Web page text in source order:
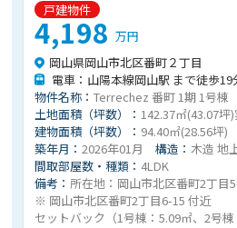
戸建物件
4,198万円
岡山県岡山市北区番町２丁目
電車：山陽本線岡山駅 まで徒歩19
物件名称：Terrechez 番町 1期 1号棟
土地面積（坪数）：142.37㎡(43.07坪
建物面積（坪数）： 94.40㎡(28.56坪)
築年月：2026年01月 構造：木造 地
間取部屋数・種類： 4LDK
備考：所在地：岡山市北区番町2丁目
※ 岡山市北区番町2丁目6-15 付近
セットバック（1号棟：5.09㎡、2号棟